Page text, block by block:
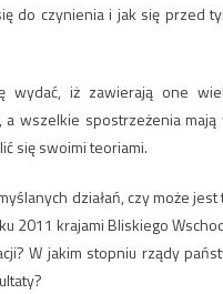
do czynienia i jak się przed
wydać, iż zawierają one
wszelkie spostrzeżenia mają
się swoimi teoriami.
działań, czy może jest
2011 krajami Bliskiego
W jakim stopniu rządy